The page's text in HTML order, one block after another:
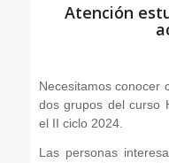
Atención
Necesitamos conocer
dos grupos del curso
el II ciclo 2024.
Las personas